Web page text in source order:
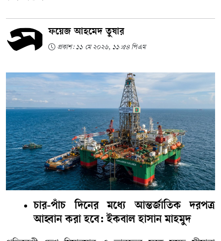
ফয়েজ আহমেদ তুষার
প্রকাশ: ১১ মে ২০২৬, ১১:৫৪ পিএম
চার-পাঁচ দিনের মধ্যে আন্তর্জাতিক দরপত্র
আহ্বান করা হবে: ইকবাল হাসান মাহমুদ